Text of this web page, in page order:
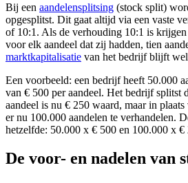
Bij een aandelensplitsing (stock split)
opgesplitst. Dit gaat altijd via een vaste
of 10:1. Als de verhouding 10:1 is krijgen
voor elk aandeel dat zij hadden, tien
marktkapitalisatie van het bedrijf blijft
Een voorbeeld: een bedrijf heeft 50.000
van € 500 per aandeel. Het bedrijf splitst
aandeel is nu € 250 waard, maar in
er nu 100.000 aandelen te verhandelen.
hetzelfde: 50.000 x € 500 en 100.000 x €
De voor- en nadelen van